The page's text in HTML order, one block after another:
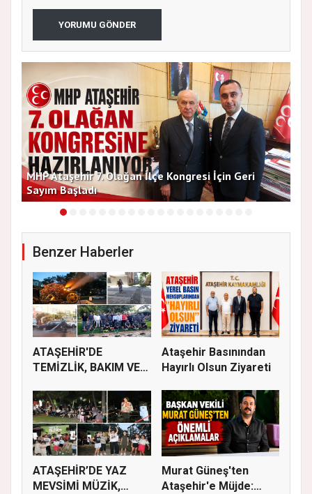
YORUMU GÖNDER
MHP Ataşehir 7. Olağan İlçe Kongresi İçin Geri
Sayım Başladı
Benzer Haberler
ATAŞEHİR'DE
TEMİZLİK, BAKIM VE
Ataşehir Basınından
Hayırlı Olsun Ziyareti
ATAŞEHİR’DE YAZ
MEVSİMİ MÜZİK,
Murat Güneş'ten
Ataşehir'e Müjde: